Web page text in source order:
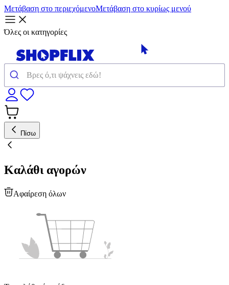
Μετάβαση στο περιεχόμενοΜετάβαση στο κυρίως μενού
Όλες οι κατηγορίες
Πίσω
Καλάθι αγορών
Αφαίρεση όλων